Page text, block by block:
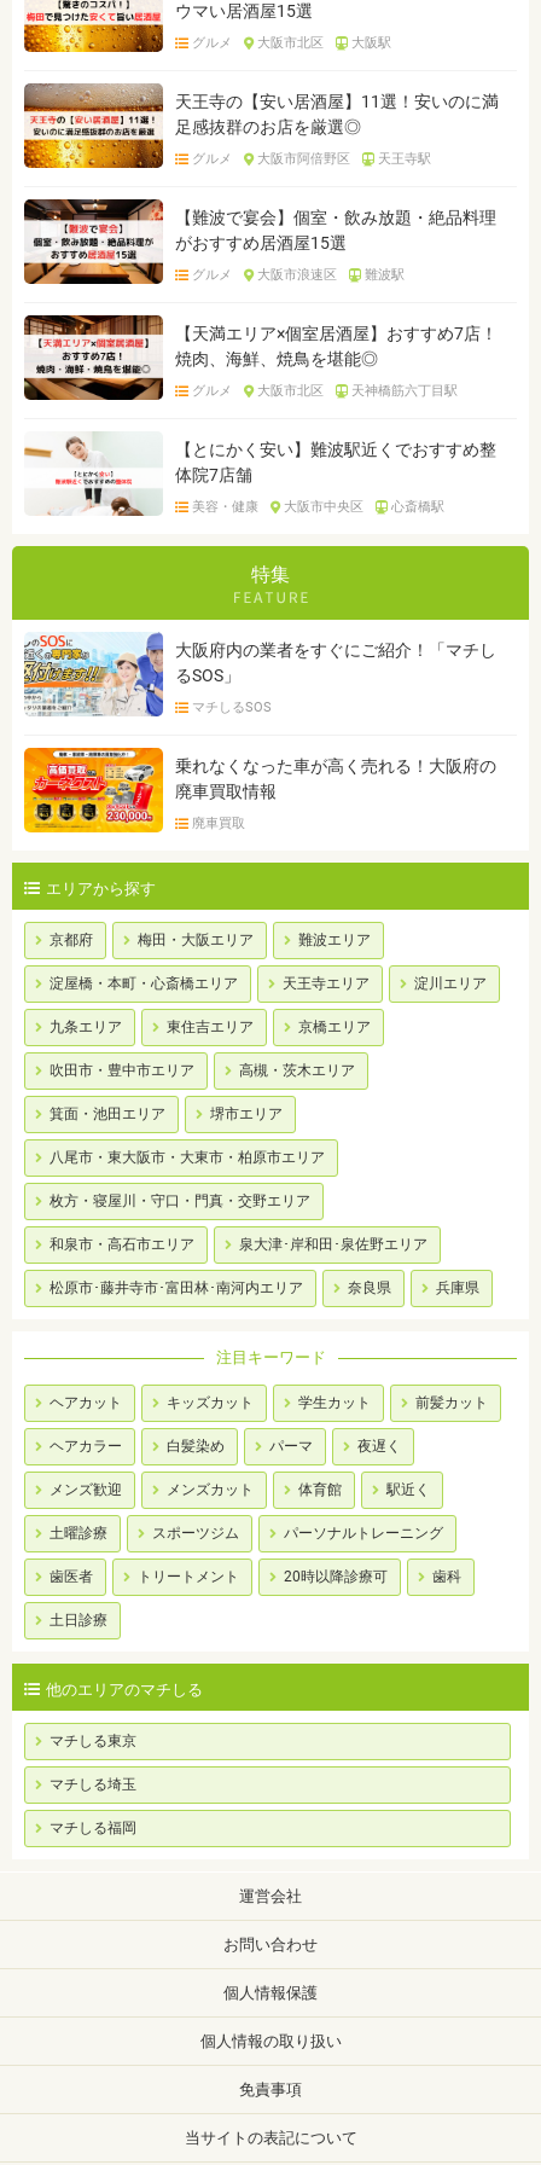
ウマい居酒屋15選
グルメ 大阪市北区 大阪駅
天王寺の【安い居酒屋】11選！安いのに満
足感抜群のお店を厳選◎
グルメ 大阪市阿倍野区 天王寺駅
【難波で宴会】個室・飲み放題・絶品料理
がおすすめ居酒屋15選
グルメ 大阪市浪速区 難波駅
【天満エリア×個室居酒屋】おすすめ7店！
焼肉、海鮮、焼鳥を堪能◎
グルメ 大阪市北区 天神橋筋六丁目駅
【とにかく安い】難波駅近くでおすすめ整
体院7店舗
美容・健康 大阪市中央区 心斎橋駅
特集
大阪府内の業者をすぐにご紹介！「マチし
るSOS」
マチしるSOS
乗れなくなった車が高く売れる！大阪府の
廃車買取情報
廃車買取
エリアから探す
京都府 梅田・大阪エリア 難波エリア
淀屋橋・本町・心斎橋エリア 天王寺エリア 淀川エリア
九条エリア 東住吉エリア 京橋エリア
吹田市・豊中市エリア 高槻・茨木エリア
箕面・池田エリア 堺市エリア
八尾市・東大阪市・大東市・柏原市エリア
枚方・寝屋川・守口・門真・交野エリア
和泉市・高石市エリア 泉大津･岸和田･泉佐野エリア
松原市･藤井寺市･富田林･南河内エリア 奈良県 兵庫県
注目キーワード
ヘアカット キッズカット 学生カット 前髪カット
ヘアカラー 白髪染め パーマ 夜遅く
メンズ歓迎 メンズカット 体育館 駅近く
土曜診療 スポーツジム パーソナルトレーニング
歯医者 トリートメント 20時以降診療可 歯科
土日診療
他のエリアのマチしる
マチしる東京
マチしる埼玉
マチしる福岡
運営会社
お問い合わせ
個人情報保護
個人情報の取り扱い
免責事項
当サイトの表記について